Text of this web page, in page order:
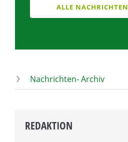
ALLE NACHRICHTEN
Nachrichten- Archiv
REDAKTION